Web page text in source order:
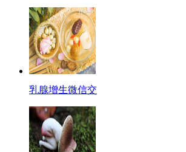
乳腺增生微信交